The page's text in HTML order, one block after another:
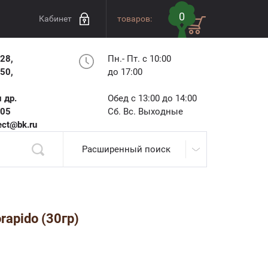
Кабинет товаров: 0
др.
Пн.- Пт. с 10:00
до 17:00
Обед с 13:00 до 14:00
Сб. Вс. Выходные
Расширенный поиск
(30гр)